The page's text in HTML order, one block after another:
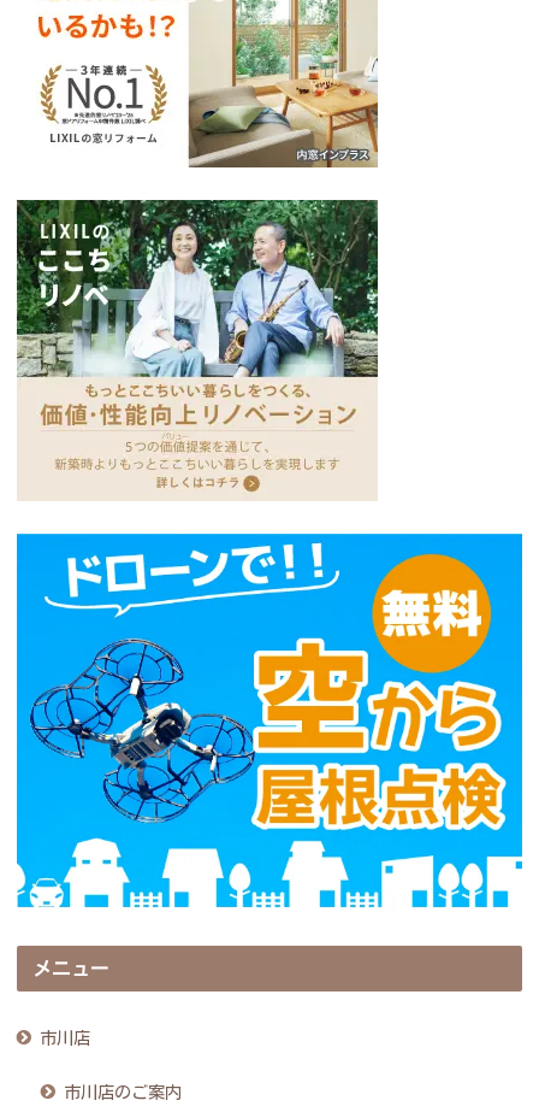
メニュー
市川店
市川店のご案内